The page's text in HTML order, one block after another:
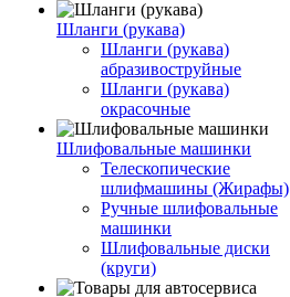
Шланги (рукава)
Шланги (рукава)
абразивоструйные
Шланги (рукава)
окрасочные
Шлифовальные машинки
Телескопические
шлифмашины (Жирафы)
Ручные шлифовальные
машинки
Шлифовальные диски
(круги)